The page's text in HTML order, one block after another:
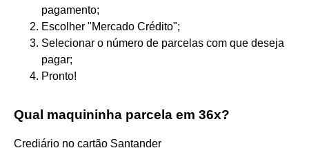
pagamento;
Escolher "Mercado Crédito";
Selecionar o número de parcelas com que deseja
pagar;
Pronto!
Qual maquininha parcela em 36x?
Crediário no cartão Santander